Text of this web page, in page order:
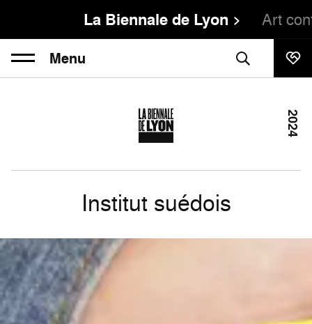
La Biennale de Lyon Art
Menu
Institut suédois
2024